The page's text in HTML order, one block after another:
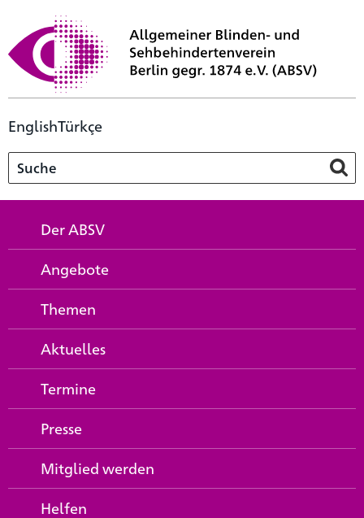
EnglishTürkçe
Der ABSV
Angebote
Themen
Aktuelles
Termine
Presse
Mitglied werden
Helfen